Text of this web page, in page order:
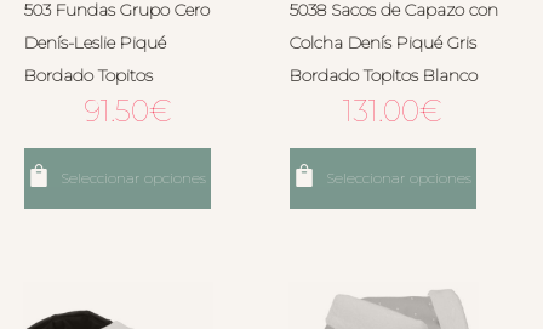
503 Fundas Grupo Cero
Denís-Leslie Piqué
Bordado Topitos
91.50€
Seleccionar opciones
5038 Sacos de Capazo con
Colcha Denís Piqué Gris
Bordado Topitos Blanco
131.00€
Seleccionar opciones